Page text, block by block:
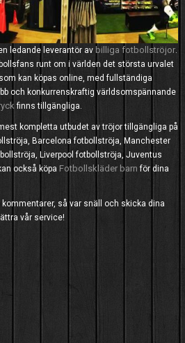
ledande leverantör av billiga fotbollströjor.
runt om i världen det största urvalet
kan köpas online, med fullständiga
och konkurrenskraftig världsomspännande
finns tillgängliga.
kompletta utbudet av tröjor tillgängliga på
Barcelona fotbollströja, Manchester
Liverpool fotbollströja, Juventus
också köpa Fotbollskläder barn för dina
så var snäll och skicka dina
vår service!